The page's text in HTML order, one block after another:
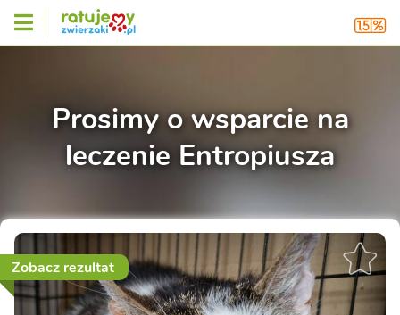
Prosimy o wsparcie na
leczenie Entropiusza
Zobacz rezultat